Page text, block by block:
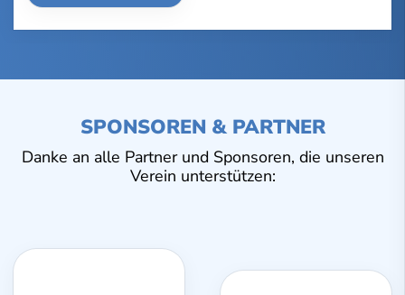
SPONSOREN & PARTNER
Danke an alle Partner und Sponsoren, die unseren
Verein unterstützen: